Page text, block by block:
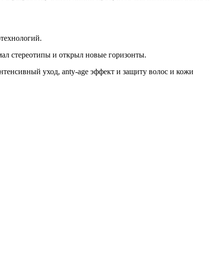
стереотипы и открыл новые горизонты.
уход, anty-age эффект и защиту волос и кожи